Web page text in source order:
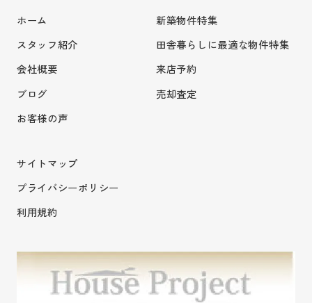
ホーム
スタッフ紹介
会社概要
ブログ
お客様の声
新築物件特集
田舎暮らしに最適な物件特集
来店予約
売却査定
サイトマップ
プライバシーポリシー
利用規約